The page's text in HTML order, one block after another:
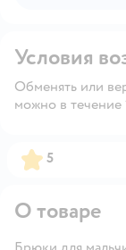
Условия
Обменять или
можно в течение
Рейтинг:
5
О товаре